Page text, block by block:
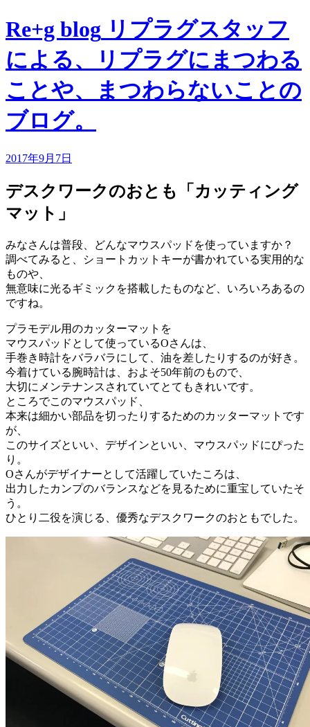
Re+g blog リプラグスタッフ
による、リプラグにまつわる
ことや、まつわらないことの
ブログ。
2017年9月7日
デスクワークのおとも「カッティング
マット」
みなさんは普段、どんなマウスパッドを使っていますか？
調べてみると、ショートカットキーが書かれている実用的な
ものや、
無意味に光るギミックを搭載したものなど、いろいろあるの
ですね。
プラモデル用のカッターマットを
マウスパッドとして使っているOさんは、
手巻き時計をバラバラにして、油を差したりするのが好き。
今着けている腕時計は、およそ50年前のもので、
大切にメンテナンスされていてとてもきれいです。
ところでこのマウスパッド、
本来は細かい部品を切ったりするためのカッターマットです
が、
このサイズといい、デザインといい、マウスパッドにぴった
り。
Oさんがデザイナーとして活躍していたころは、
出力したカンプのバランスなどを見るために重宝していたそ
う。
ひとり二役を演じる、優秀なデスクワークのおともでした。